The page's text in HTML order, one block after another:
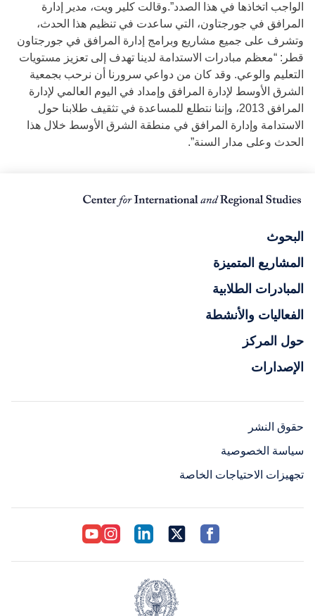
الواجب اتخاذها في هذا الصدد”.وقالت كلير ويت، مدير إدارة
المرافق في جورجتاون، التي ساعدت في تنظيم هذا الحدث،
وتشرف على جميع مشاريع وبرامج إدارة المرافق في جورجتاون
قطر: “معظم مبادرات الاستدامة لدينا تهدف إلى تعزيز مستويات
التعليم والوعي. وقد كان من دواعي سرورنا أن نرحب بجمعية
الشرق الأوسط لإدارة المرافق وإمداد في اليوم العالمي لإدارة
المرافق 2013، وإننا نتطلع للمساعدة في تثقيف طلابنا حول
الاستدامة وإدارة المرافق في منطقة الشرق الأوسط خلال هذا
الحدث وعلى مدار السنة”.
البحوث
المشاريع المتميزة
المبادرات الطلابية
الفعاليات والأنشطة
حول المركز
الإصدارات
حقوق النشر
سياسة الخصوصية
تجهيزات الاحتياجات الخاصة